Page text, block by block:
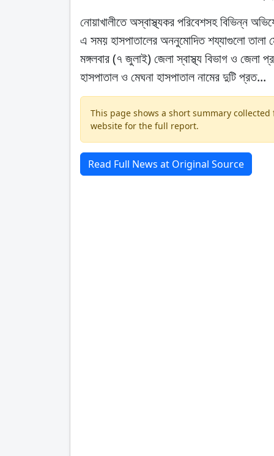
নোয়াখালীতে অস্বাস্থ্যকর পরিবেশসহ বিভিন্ন
এ সময় হাসপাতালের অননুমোদিত শয্যাগুলো তালা
মঙ্গলবার (৭ জুলাই) জেলা স্বাস্থ্য বিভাগ ও জেলা
হাসপাতাল ও মেঘনা হাসপাতাল নামের দুটি প্রত...
This page shows a short summary
website for the full report.
Read Full News at Original Source